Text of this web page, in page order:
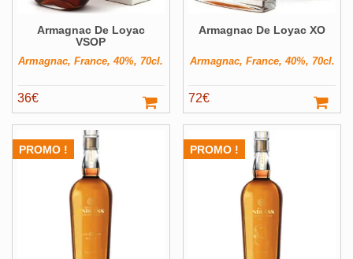
Armagnac De Loyac
VSOP
Armagnac, France, 40%, 70cl.
36€
Armagnac De Loyac XO
Armagnac, France, 40%, 70cl.
72€
PROMO ! PROMO !